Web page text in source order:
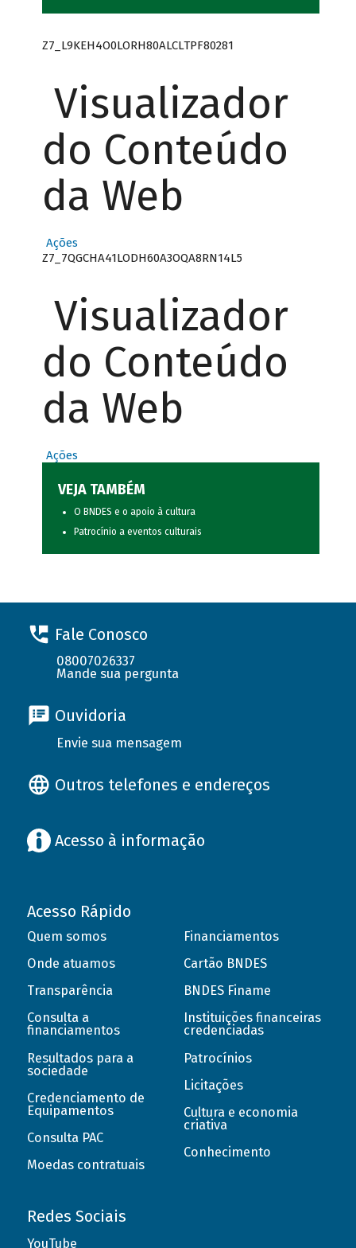
Z7_L9KEH4O0LORH80ALCLTPF80281
Visualizador
do Conteúdo
da Web
Ações
Z7_7QGCHA41LODH60A3OQA8RN14L5
Visualizador
do Conteúdo
da Web
Ações
VEJA TAMBÉM
O BNDES e o apoio à cultura
Patrocínio a eventos culturais
Fale Conosco
08007026337
Mande sua pergunta
Ouvidoria
Envie sua mensagem
Outros telefones e endereços
Acesso à informação
Acesso Rápido
Quem somos
Onde atuamos
Transparência
Consulta a
financiamentos
Resultados para a
sociedade
Credenciamento de
Equipamentos
Consulta PAC
Moedas contratuais
Financiamentos
Cartão BNDES
BNDES Finame
Instituições financeiras
credenciadas
Patrocínios
Licitações
Cultura e economia
criativa
Conhecimento
Redes Sociais
YouTube